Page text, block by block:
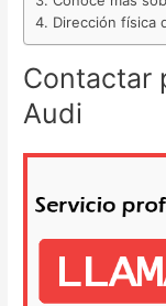
Dirección física
Contactar
Audi